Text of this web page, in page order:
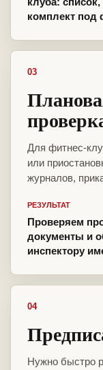
комплект под
03
Для фитнес-
или
журналов,
РЕЗУЛЬТАТ
Проверяем
документы и
инспектору
04
Нужно быстро